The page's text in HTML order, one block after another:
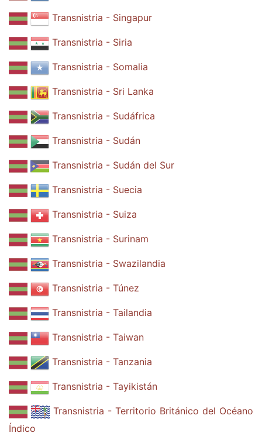
Transnistria - Singapur
Transnistria - Siria
Transnistria - Somalia
Transnistria - Sri Lanka
Transnistria - Sudáfrica
Transnistria - Sudán
Transnistria - Sudán del Sur
Transnistria - Suecia
Transnistria - Suiza
Transnistria - Surinam
Transnistria - Swazilandia
Transnistria - Túnez
Transnistria - Tailandia
Transnistria - Taiwan
Transnistria - Tanzania
Transnistria - Tayikistán
Transnistria - Territorio Británico del Océano
Índico